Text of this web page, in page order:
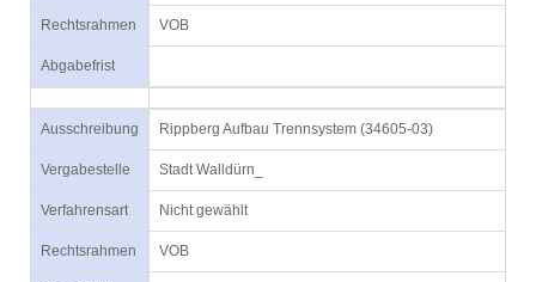
Rechtsrahmen VOB
Abgabefrist
Ausschreibung Rippberg Aufbau Trennsystem (34605-03)
Vergabestelle Stadt Walldürn_
Verfahrensart Nicht gewählt
Rechtsrahmen VOB